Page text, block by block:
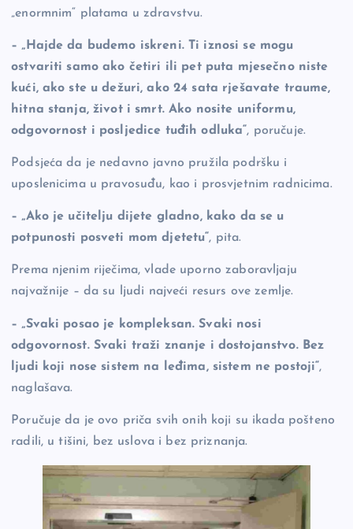
„enormnim“ platama u zdravstvu.
– „Hajde da budemo iskreni. Ti iznosi se mogu
ostvariti samo ako četiri ili pet puta mjesečno niste
kući, ako ste u dežuri, ako 24 sata rješavate traume,
hitna stanja, život i smrt. Ako nosite uniformu,
odgovornost i posljedice tuđih odluka“, poručuje.
Podsjeća da je nedavno javno pružila podršku i
uposlenicima u pravosuđu, kao i prosvjetnim radnicima.
– „Ako je učitelju dijete gladno, kako da se u
potpunosti posveti mom djetetu“, pita.
Prema njenim riječima, vlade uporno zaboravljaju
najvažnije – da su ljudi najveći resurs ove zemlje.
– „Svaki posao je kompleksan. Svaki nosi
odgovornost. Svaki traži znanje i dostojanstvo. Bez
ljudi koji nose sistem na leđima, sistem ne postoji“,
naglašava.
Poručuje da je ovo priča svih onih koji su ikada pošteno
radili, u tišini, bez uslova i bez priznanja.